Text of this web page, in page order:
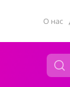
О нас